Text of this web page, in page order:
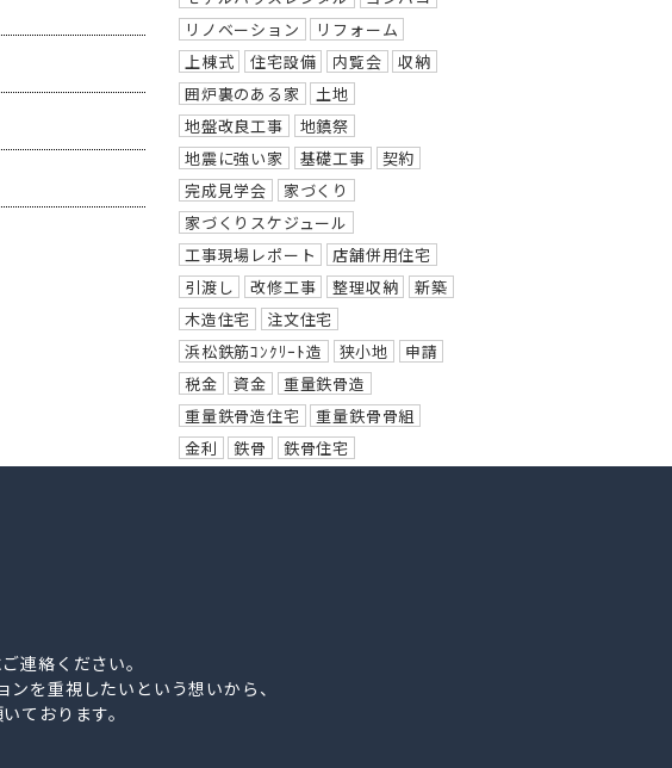
リノベーション
リフォーム
上棟式
住宅設備 内覧会
収納
囲炉裏のある家
土地
地盤改良工事
地鎮祭
地震に強い家
基礎工事
契約
完成見学会
家づくり
家づくりスケジュール
工事現場レポート
店舗併用住宅
引渡し
改修工事 整理収納
新築
木造住宅
注文住宅
浜松鉄筋ｺﾝｸﾘｰﾄ造
狭小地
申請
税金
資金
重量鉄骨造
重量鉄骨造住宅
重量鉄骨骨組
金利
鉄骨 鉄骨住宅
連絡ください。
を重視したいという想いから、
ております。